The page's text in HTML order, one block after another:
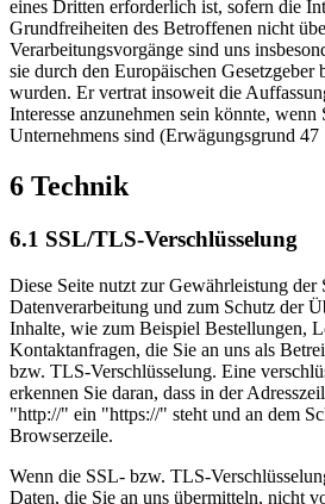
eines Dritten erforderlich ist, sofern die
Grundfreiheiten des Betroffenen nicht
Verarbeitungsvorgänge sind uns
sie durch den Europäischen Gesetzgeber
wurden. Er vertrat insoweit die
Interesse anzunehmen sein könnte, wenn
Unternehmens sind (Erwägungsgrund
6 Technik
6.1 SSL/TLS-Verschlüsselung
Diese Seite nutzt zur Gewährleistung der
Datenverarbeitung und zum Schutz der
Inhalte, wie zum Beispiel Bestellungen,
Kontaktanfragen, die Sie an uns als
bzw. TLS-Verschlüsselung. Eine
erkennen Sie daran, dass in der
"http://" ein "https://" steht und an dem
Browserzeile.
Wenn die SSL- bzw. TLS-
Daten, die Sie an uns übermitteln, nicht